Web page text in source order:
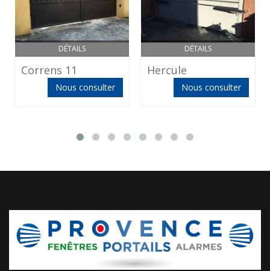
DÉTAILS
Correns 11
Nous consulter
DÉTAILS
Hercule
Nous consulter